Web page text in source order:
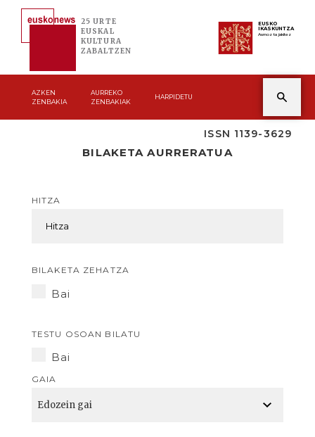
25 URTE
EUSKAL
KULTURA
ZABALTZEN
EUSKO
IKASKUNTZA
Asmoz ta jakitez
AZKEN
ZENBAKIA
AURREKO
ZENBAKIAK
HARPIDETU
ISSN 1139-3629
BILAKETA AURRERATUA
HITZA
BILAKETA ZEHATZA
Bai
TESTU OSOAN BILATU
Bai
GAIA